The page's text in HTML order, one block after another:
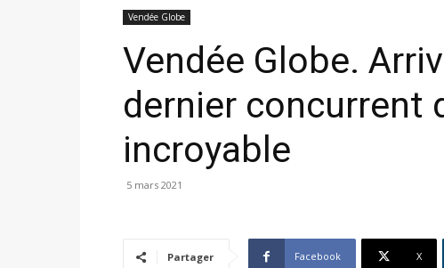
Vendée Globe
Vendée Globe.
dernier concurrent
incroyable
5 mars 2021
Partager Facebook X